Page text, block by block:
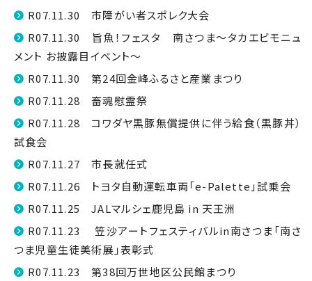
R07.11.30 市障がい者スポレク大会
R07.11.30 旨魚！フェスタ 南さつま～タカエビモニュ
メント お披露目イベント～
R07.11.30 第24回金峰ふるさと産業まつり
R07.11.28 畜魂慰霊祭
R07.11.28 コワダヤ黒豚無償提供に伴う給食（黒豚丼）
試食会
R07.11.27 市長就任式
R07.11.26 トヨタ自動運転車両「e-Palette」試乗会
R07.11.25 JALマルシェ鹿児島 in 天王洲
R07.11.23 笠沙アートフェスティバルin南さつま「南さ
つま児童生徒美術展」表彰式
R07.11.23 第38回万世地区公民館まつり